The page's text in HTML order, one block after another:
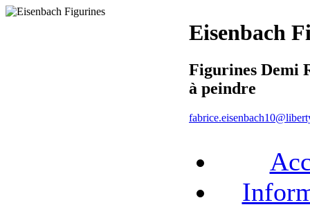
Eisenbach
Figurines Demi
à peindre